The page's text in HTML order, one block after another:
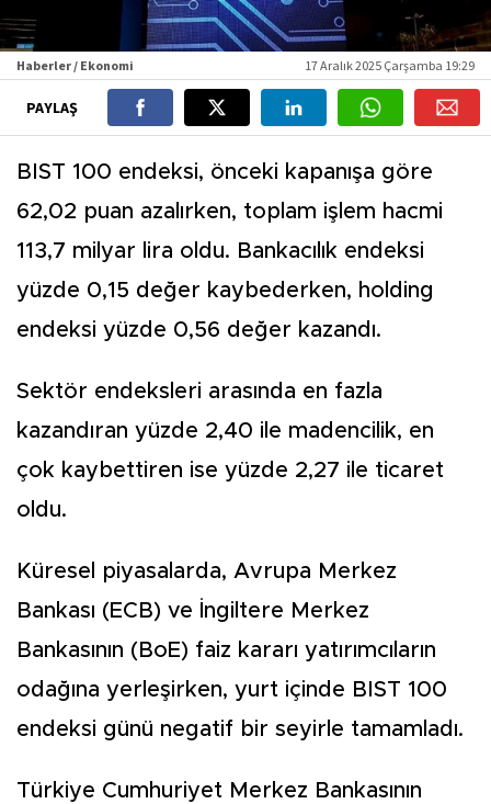
Haberler / Ekonomi 17 Aralık 2025 Çarşamba 19:29
PAYLAŞ
BIST 100 endeksi, önceki kapanışa göre
62,02 puan azalırken, toplam işlem hacmi
113,7 milyar lira oldu. Bankacılık endeksi
yüzde 0,15 değer kaybederken, holding
endeksi yüzde 0,56 değer kazandı.
Sektör endeksleri arasında en fazla
kazandıran yüzde 2,40 ile madencilik, en
çok kaybettiren ise yüzde 2,27 ile ticaret
oldu.
Küresel piyasalarda, Avrupa Merkez
Bankası (ECB) ve İngiltere Merkez
Bankasının (BoE) faiz kararı yatırımcıların
odağına yerleşirken, yurt içinde BIST 100
endeksi günü negatif bir seyirle tamamladı.
Türkiye Cumhuriyet Merkez Bankasının